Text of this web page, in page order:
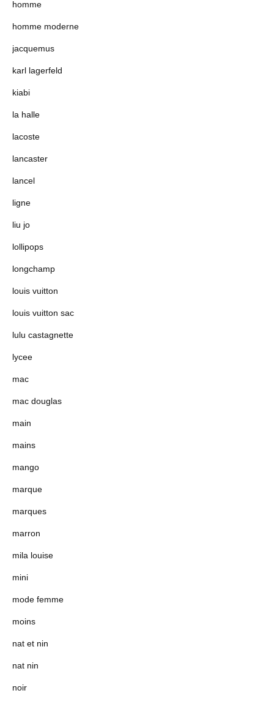
homme
homme moderne
jacquemus
karl lagerfeld
kiabi
la halle
lacoste
lancaster
lancel
ligne
liu jo
lollipops
longchamp
louis vuitton
louis vuitton sac
lulu castagnette
lycee
mac
mac douglas
main
mains
mango
marque
marques
marron
mila louise
mini
mode femme
moins
nat et nin
nat nin
noir